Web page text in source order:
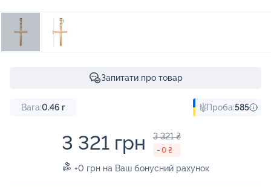
Запитати про товар
Вага:0.46 г Проба:585
3 321 грн 3 321 ₴
- 0 ₴
+0 грн на Ваш бонусний рахунок